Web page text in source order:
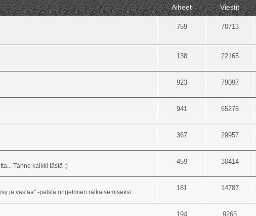
Aiheet Viestit
759 70713
138 22165
923 79097
941 65276
367 29957
Tänne kaikki tästä :)
459 30414
ja vastaa" -palsta ongelmien ratkaisemiseksi.
181 14787
194 9265